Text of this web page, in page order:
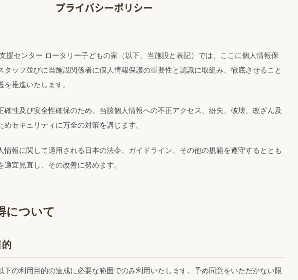
プライバシーポリシー
援センター ロータリー子どもの家（以下、当施設と表記）では、ここに個人情報保
タッフ並びに当施設関係者に個人情報保護の重要性と認識に取組み、徹底させること
推進いたします。
確性及び安全性確保のため、当該個人情報への不正アクセス、紛失、破壊、改ざん及
セキュリティに万全の対策を講じます。
情報に関して適用される日本の法令、ガイドライン、その他の規範を遵守するととも
宜見直し、その改善に努めます。
について
下の利用目的の達成に必要な範囲でのみ利用いたします。予め同意をいただかない限